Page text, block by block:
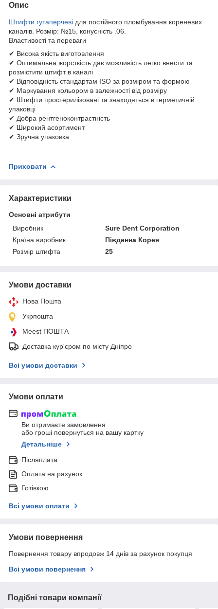
Опис
Штифти гутаперчеві для постійного пломбування кореневих
каналів. Розмір: №15, конусність .06.
Властивості та переваги
✔ Висока якість виготовлення
✔ Оптимальна жорсткість дає можливість легко внести та
розмістити штифт в каналі
✔ Відповідність стандартам ISO за розміром та формою
✔ Маркування кольором в залежності від розміру
✔ Штифти простерилізовані та знаходяться в герметичній
упаковці
✔ Добра рентгеноконтрастність
✔ Широкий асортимент
✔ Зручна упаковка
Приховати
Характеристики
Основні атрибути
Виробник
Sure Dent Corporation
Країна виробник
Південна Корея
Розмір штифта
25
Умови доставки
Нова Пошта
Укрпошта
Meest ПОШТА
Доставка кур'єром по місту Дніпро
Всі умови доставки
Умови оплати
Ви отримаєте замовлення
або гроші повернуться на вашу картку
Детальніше
Післяплата
Оплата на рахунок
Готівкою
Всі умови оплати
Умови повернення
Повернення товару впродовж 14 днів за рахунок покупця
Всі умови повернення
Подібні товари компанії